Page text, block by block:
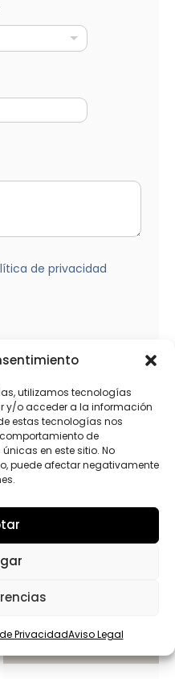
utilizamos tecnologías
y/o acceder a la información
estas tecnologías nos
de
en este sitio. No
puede afectar negativamente
PrivacidadAviso Legal
de privacidad